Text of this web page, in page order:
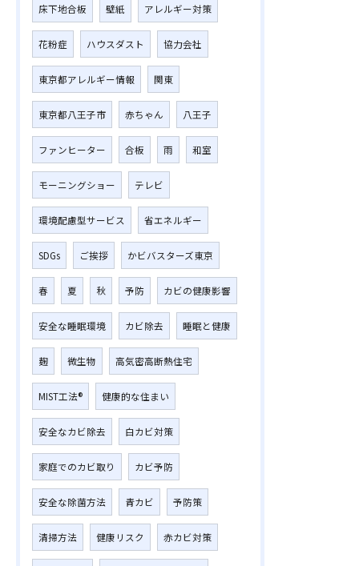
床下地合板 壁紙 アレルギー対策
花粉症 ハウスダスト 協力会社
東京都アレルギー情報 関東
東京都八王子市 赤ちゃん 八王子
ファンヒーター 合板 雨 和室
モーニングショー テレビ
環境配慮型サービス 省エネルギー
SDGs ご挨拶 かビバスターズ東京
春 夏 秋 予防 カビの健康影響
安全な睡眠環境 カビ除去 睡眠と健康
麹 微生物 高気密高断熱住宅
MIST工法® 健康的な住まい
安全なカビ除去 白カビ対策
家庭でのカビ取り カビ予防
安全な除菌方法 青カビ 予防策
清掃方法 健康リスク 赤カビ対策